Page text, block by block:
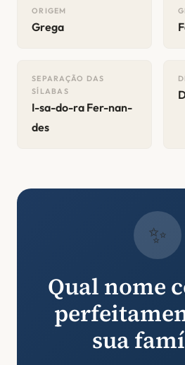
ORIGEM
Grega
SEPARAÇÃO DAS
SÍLABAS
I-sa-do-ra Fer-nan-
des
✨
Qual nome
sua